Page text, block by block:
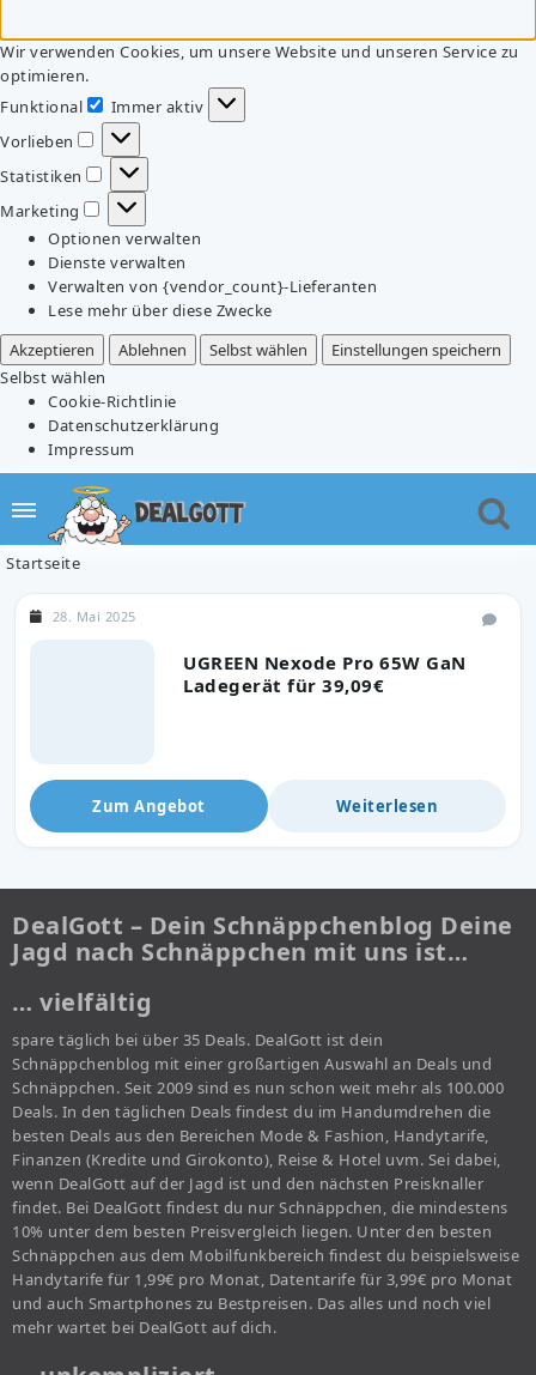
Wir verwenden Cookies, um unsere Website und unseren Service zu
optimieren.
Funktional
Funktional
Immer aktiv
Vorlieben
Vorlieben
Statistiken
Statistiken
Marketing
Marketing
Optionen verwalten
Dienste verwalten
Verwalten von {vendor_count}-Lieferanten
Lese mehr über diese Zwecke
Akzeptieren
Ablehnen Selbst wählen
Einstellungen speichern
Selbst wählen
Cookie-Richtlinie
Datenschutzerklärung
Impressum
Startseite
UGREEN Nexode Pro 65W GaN
Ladegerät für 39,09€
28. Mai 2025
Zum Angebot Weiterlesen
DealGott – Dein Schnäppchenblog Deine
Jagd nach Schnäppchen mit uns ist…
… vielfältig
spare täglich bei über 35 Deals. DealGott ist dein
Schnäppchenblog mit einer großartigen Auswahl an Deals und
Schnäppchen. Seit 2009 sind es nun schon weit mehr als 100.000
Deals. In den täglichen Deals findest du im Handumdrehen die
besten Deals aus den Bereichen Mode & Fashion, Handytarife,
Finanzen (Kredite und Girokonto), Reise & Hotel uvm. Sei dabei,
wenn DealGott auf der Jagd ist und den nächsten Preisknaller
findet. Bei DealGott findest du nur Schnäppchen, die mindestens
10% unter dem besten Preisvergleich liegen. Unter den besten
Schnäppchen aus dem Mobilfunkbereich findest du beispielsweise
Handytarife für 1,99€ pro Monat, Datentarife für 3,99€ pro Monat
und auch Smartphones zu Bestpreisen. Das alles und noch viel
mehr wartet bei DealGott auf dich.